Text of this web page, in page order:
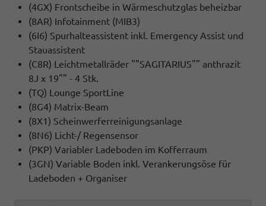
(4GX) Frontscheibe in Wärmeschutzglas beheizbar
(8AR) Infotainment (MIB3)
(6I6) Spurhalteassistent inkl. Emergency Assist und
Stauassistent
(C8R) Leichtmetallräder ""SAGITARIUS"" anthrazit
8J x 19"" - 4 Stk.
(TQ) Lounge SportLine
(8G4) Matrix-Beam
(8X1) Scheinwerferreinigungsanlage
(8N6) Licht-/ Regensensor
(PKP) Variabler Ladeboden im Kofferraum
(3GN) Variable Boden inkl. Verankerungsöse für
Ladeboden + Organiser